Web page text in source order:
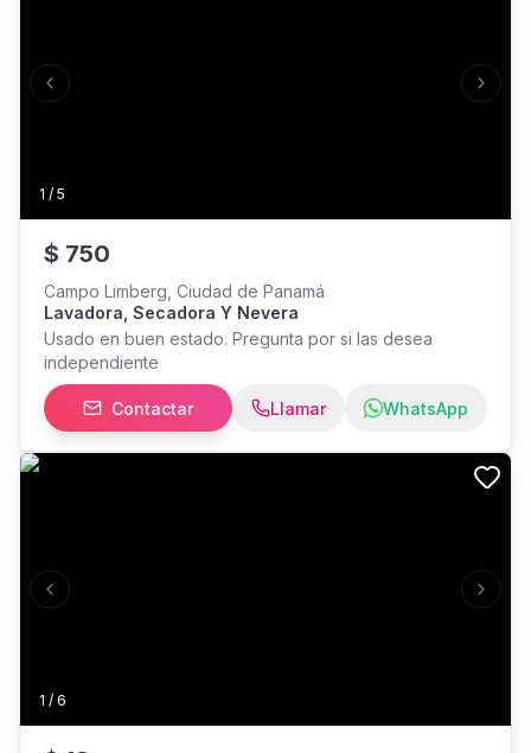
1 / 5
Previous slide Next
$ 750
Campo Limberg, Ciudad de Panamá
Lavadora, Secadora Y Nevera
Usado en buen estado. Pregunta por si las desea
independiente
Contactar Llamar WhatsApp
1 / 6
Previous slide Next